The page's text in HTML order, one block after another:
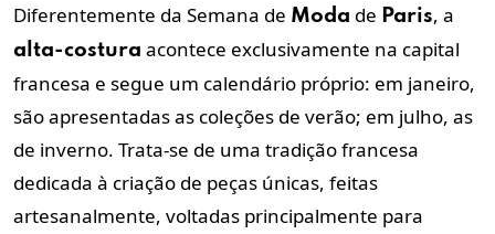
Diferentemente da Semana de Moda de Paris, a
alta-costura acontece exclusivamente na capital
francesa e segue um calendário próprio: em janeiro,
são apresentadas as coleções de verão; em julho, as
de inverno. Trata-se de uma tradição francesa
dedicada à criação de peças únicas, feitas
artesanalmente, voltadas principalmente para